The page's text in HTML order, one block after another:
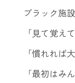
ブラック施
「見て覚えて
「慣れれば
「最初はみ